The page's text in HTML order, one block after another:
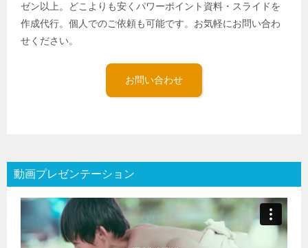
ゼン以上。どこよりも安くパワーポイント資料・スライドを
作成代行。個人でのご依頼も可能です。お気軽にお問い合わ
せください。
お問い合わせ
動画プレゼンテーション